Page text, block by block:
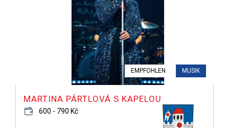
EMPFOHLEN MUSIK
MARTINA PÁRTLOVÁ S KAPELOU
600 - 790 Kč